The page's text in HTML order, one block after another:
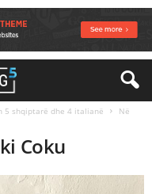
5 shqiptarë dhe 4 italianë
Në
Coku